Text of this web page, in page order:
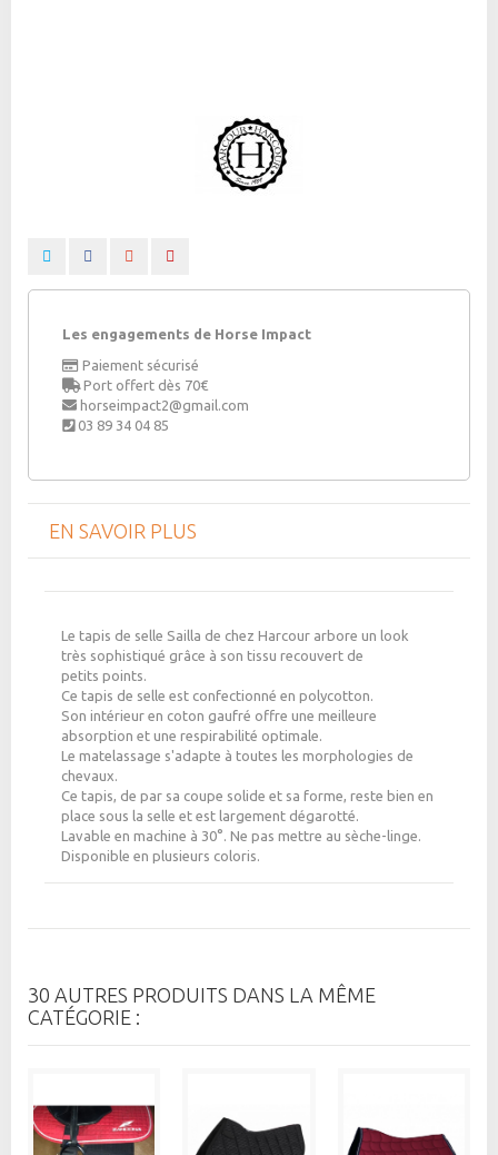
Les engagements de Horse Impact
Paiement sécurisé
Port offert dès 70€
horseimpact2@gmail.com
03 89 34 04 85
EN SAVOIR PLUS
Le tapis de selle Sailla de chez Harcour arbore un look
très sophistiqué grâce à son tissu recouvert de
petits points.
Ce tapis de selle est confectionné en polycotton.
Son intérieur en coton gaufré offre une meilleure
absorption et une respirabilité optimale.
Le matelassage s'adapte à toutes les morphologies de
chevaux.
Ce tapis, de par sa coupe solide et sa forme, reste bien en
place sous la selle et est largement dégarotté.
Lavable en machine à 30°. Ne pas mettre au sèche-linge.
Disponible en plusieurs coloris.
30 AUTRES PRODUITS DANS LA MÊME
CATÉGORIE :